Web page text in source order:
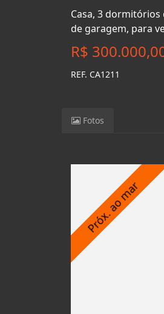
Casa, 3 dormitórios
de garagem, para
R$
REF. CA1211
Fotos